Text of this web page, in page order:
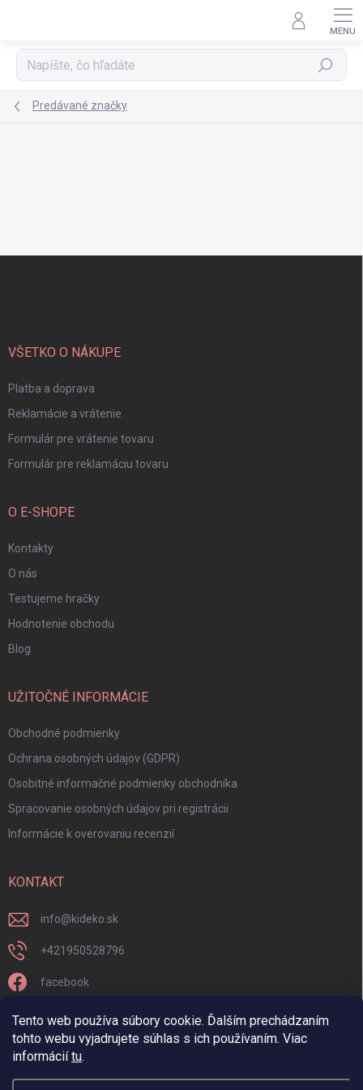
Tento web používa súbory cookie. Ďalším prechádzaním
tohto webu vyjadrujete súhlas s ich používaním. Viac
informáciítu.
Hľadať
Predávané značky
VŠETKO O NÁKUPE
Platba a doprava
Reklamácie a vrátenie
Formulár pre vrátenie tovaru
Formulár pre reklamáciu tovaru
O E-SHOPE
Kontakty
O nás
Testujeme hračky
Hodnotenie obchodu
Blog
UŽITOČNÉ INFORMÁCIE
Obchodné podmienky
Ochrana osobných údajov (GDPR)
Osobitné informačné podmienky obchodníka
Spracovanie osobných údajov pri registrácii
Informácie k overovaniu recenzií
KONTAKT
info@kideko.sk
+421950528796
facebook
kideko.sk/